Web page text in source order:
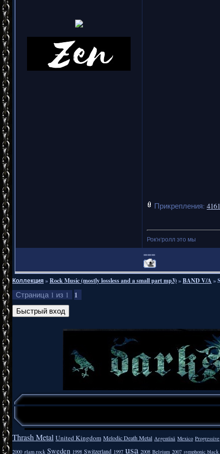
Прикрепления:
Рок'н'ролл это мы
===
Коллекция»Rock Music (mostly lossless and a small part mp3)»BAND V/A »
Страница 1 из 1 1
Thrash Metal United Kingdom Melodic Death Metal Argentīnā Mexico Progressive
2000 glam rock Sweden 1998 Switzerland 1997 usa 2008 Belgium 2007 symphonic